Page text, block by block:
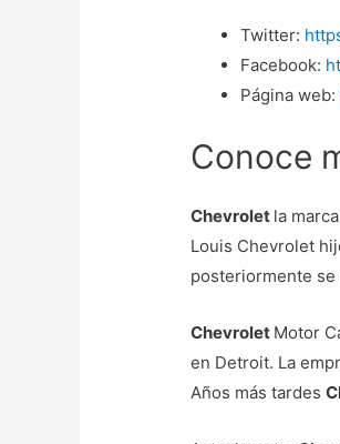
Twitter:
Facebook:
Página web:
Conoce
Chevrolet la
Louis Chevrolet
posteriormente se
Chevrolet Motor
en Detroit. La
Años más tardes